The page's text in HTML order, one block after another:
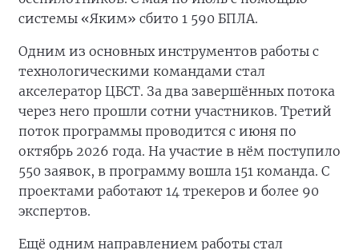
системы «Яким» сбито 1 590 БПЛА.
Одним из основных инструментов работы с
технологическими командами стал
акселератор ЦБСТ. За два завершённых потока
через него прошли сотни участников. Третий
поток программы проводится с июня по
октябрь 2026 года. На участие в нём поступило
550 заявок, в программу вошла 151 команда. С
проектами работают 14 трекеров и более 90
экспертов.
Ещё одним направлением работы стал